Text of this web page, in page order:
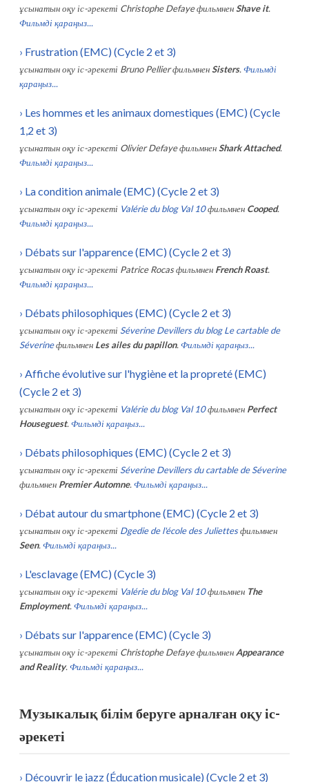
ұсынатын оқу іс-әрекеті Christophe DefayeфильмненShave it.
Фильмді қараңыз...
› Frustration (EMC) (Cycle 2 et 3)
ұсынатын оқу іс-әрекеті Bruno PellierфильмненSisters. Фильмді
қараңыз...
› Les hommes et les animaux domestiques (EMC) (Cycle
1,2 et 3)
ұсынатын оқу іс-әрекеті Olivier DefayeфильмненShark Attached.
Фильмді қараңыз...
› La condition animale (EMC) (Cycle 2 et 3)
ұсынатын оқу іс-әрекеті Valérie du blog Val 10фильмнен Cooped.
Фильмді қараңыз...
› Débats sur l'apparence (EMC) (Cycle 2 et 3)
ұсынатын оқу іс-әрекеті Patrice Rocasфильмнен French Roast.
Фильмді қараңыз...
› Débats philosophiques (EMC) (Cycle 2 et 3)
ұсынатын оқу іс-әрекеті Séverine Devillers du blog Le cartable de
Séverineфильмнен Les ailes du papillon. Фильмді қараңыз...
› Affiche évolutive sur l'hygiène et la propreté (EMC)
(Cycle 2 et 3)
ұсынатын оқу іс-әрекеті Valérie du blog Val 10фильмнен Perfect
Houseguest. Фильмді қараңыз...
› Débats philosophiques (EMC) (Cycle 2 et 3)
ұсынатын оқу іс-әрекеті Séverine Devillers du cartable de Séverine
фильмнен Premier Automne. Фильмді қараңыз...
› Débat autour du smartphone (EMC) (Cycle 2 et 3)
ұсынатын оқу іс-әрекеті Dgedie de l'école des Juliettesфильмнен
Seen. Фильмді қараңыз...
› L'esclavage (EMC) (Cycle 3)
ұсынатын оқу іс-әрекеті Valérie du blog Val 10фильмнен The
Employment. Фильмді қараңыз...
› Débats sur l'apparence (EMC) (Cycle 3)
ұсынатын оқу іс-әрекеті Christophe Defayeфильмнен Appearance
and Reality. Фильмді қараңыз...
Музыкалық білім беруге арналған оқу іс-
әрекеті
› Découvrir le jazz (Éducation musicale) (Cycle 2 et 3)